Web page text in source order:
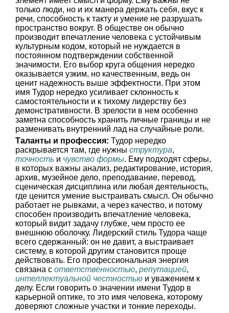
только люди, но и их манера держать себя, вкус к
речи, способность к такту и умение не разрушать
пространство вокруг. В обществе он обычно
производит впечатление человека с устойчивым
культурным кодом, который не нуждается в
постоянном подтверждении собственной
значимости. Его выбор круга общения нередко
оказывается узким, но качественным, ведь он
ценит надежность выше эффектности. При этом
имя Тудор нередко усиливает склонность к
самостоятельности и к тихому лидерству без
демонстративности. В зрелости в нем особенно
заметна способность хранить личные границы и не
разменивать внутренний лад на случайные роли.
Таланты и профессия: Тудор нередко
раскрывается там, где нужны структура,
точность и чувство формы. Ему подходят сферы,
в которых важны анализ, редактирование, история,
архив, музейное дело, преподавание, перевод,
сценическая дисциплина или любая деятельность,
где ценится умение выстраивать смысл. Он обычно
работает не рывками, а через качество, и потому
способен производить впечатление человека,
который видит задачу глубже, чем просто ее
внешнюю оболочку. Лидерский стиль Тудора чаще
всего сдержанный: он не давит, а выстраивает
систему, в которой другим становится проще
действовать. Его профессиональная энергия
связана с ответственностью, репутацией,
интеллектуальной честностью и уважением к
делу. Если говорить о значении имени Тудор в
карьерной оптике, то это имя человека, которому
доверяют сложные участки и тонкие переходы.